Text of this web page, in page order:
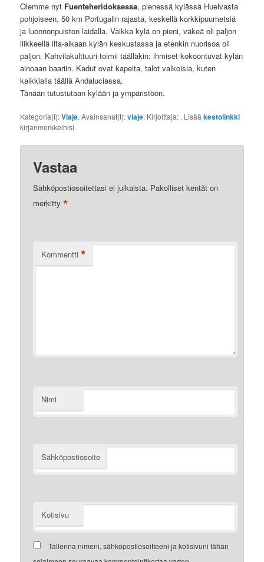
Olemme nyt Fuenteheridoksessa, pienessä kylässä Huelvasta
pohjoiseen, 50 km Portugalin rajasta, keskellä korkkipuumetsiä
ja luonnonpuiston laidalla. Vaikka kylä on pieni, väkeä oli paljon
liikkeellä ilta-aikaan kylän keskustassa ja etenkin nuorisoa oli
paljon. Kahvilakulttuuri toimii täälläkin: ihmiset kokoontuvat kylän
ainoaan baariin. Kadut ovat kapeita, talot valkoisia, kuten
kaikkialla täällä Andaluciassa.
Tänään tutustutaan kylään ja ympäristöön.
Kategoria(t):Viaje. Avainsanat(t):viaje. Kirjoittaja: . Lisääkestolinkki
kirjanmerkkeihisi.
Vastaa
Sähköpostiosoitettasi ei julkaista. Pakolliset kentät on
merkitty*
Kommentti *
Nimi
Sähköpostiosoite
Kotisivu
Tallenna nimeni, sähköpostiosoitteeni ja kotisivuni tähän